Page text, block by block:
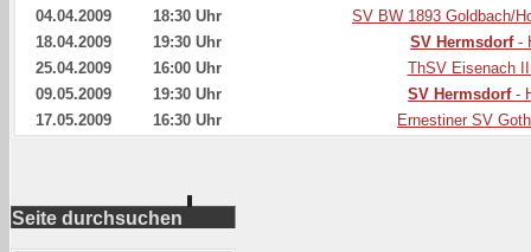
04.04.2009
18:30 Uhr
SV BW 1893 Goldbach/
18.04.2009
19:30 Uhr SV Hermsdorf -
25.04.2009
16:00 Uhr
ThSV Eisenach
09.05.2009
19:30 Uhr SV Hermsdorf -
17.05.2009
16:30 Uhr Ernestiner SV
Seite durchsuchen